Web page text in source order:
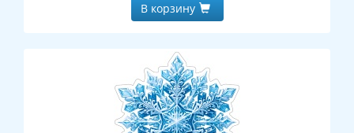
В корзину